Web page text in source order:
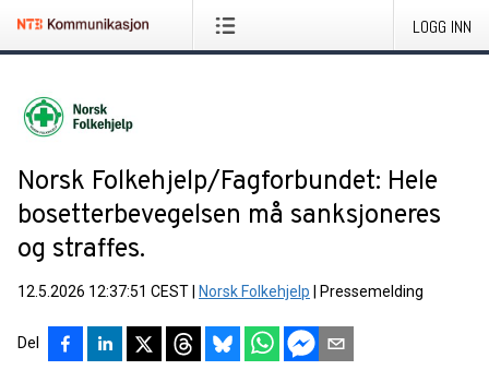
LOGG INN
Norsk Folkehjelp/Fagforbundet: Hele
bosetterbevegelsen må sanksjoneres
og straffes.
12.5.2026 12:37:51 CEST Norsk Folkehjelp Pressemelding
Del